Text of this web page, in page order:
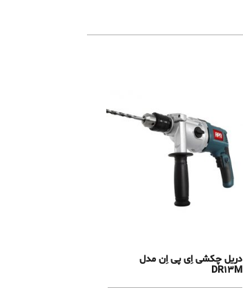
دریل چکشی اِی پی اِن مدل
DR13M